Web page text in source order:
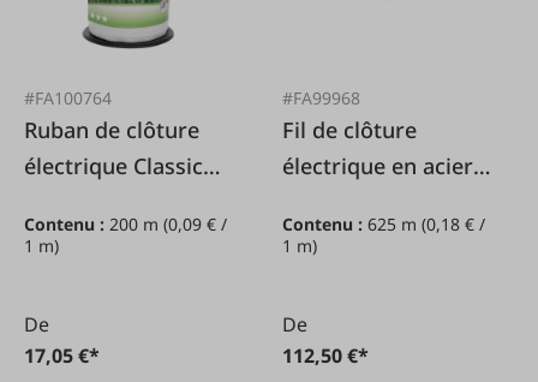
#FA100764
Ruban de clôture
électrique Classic
Contenu : 200 m (0,09 € /
1 m)
De
17,05 €*
#FA99968
Fil de clôture
électrique en acier,
Contenu :625 m(0,18 € /
1 m)
De
112,50 €*